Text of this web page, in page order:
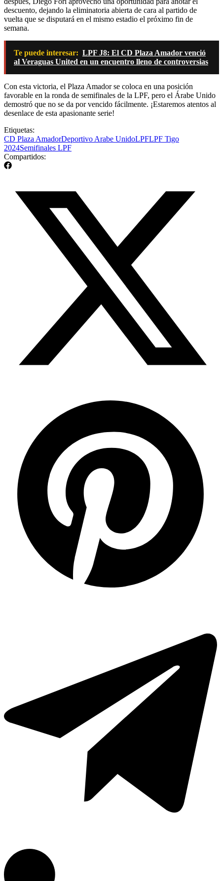
descuento, dejando la eliminatoria abierta de cara al partido de
vuelta que se disputará en el mismo estadio el próximo fin de
semana.
Te puede interesar: LPF J8: El CD Plaza Amador venció
al Veraguas United en un encuentro lleno de controversias
Con esta victoria, el Plaza Amador se coloca en una posición
favorable en la ronda de semifinales de la LPF, pero el Árabe Unido
demostró que no se da por vencido fácilmente. ¡Estaremos atentos al
desenlace de esta apasionante serie!
Etiquetas:
CD Plaza AmadorDeportivo Arabe UnidoLPFLPF Tigo
2024Semifinales LPF
Compartidos: